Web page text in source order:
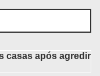
casas após agredir